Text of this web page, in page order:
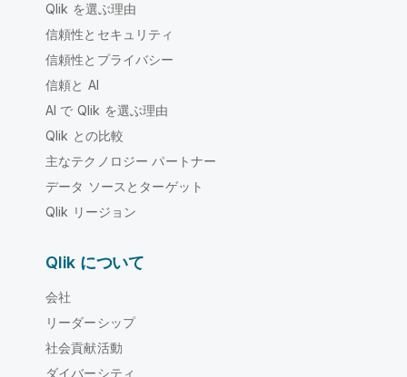
Qlik を選ぶ理由
信頼性とセキュリティ
信頼性とプライバシー
信頼と AI
AI で Qlik を選ぶ理由
Qlik との比較
主なテクノロジー パートナー
データ ソースとターゲット
Qlik リージョン
Qlik について
会社
リーダーシップ
社会貢献活動
ダイバーシティ